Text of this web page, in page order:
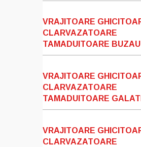
VRAJITOARE
CLARVAZATOARE
TAMADUITOARE BUZAU
VRAJITOARE
CLARVAZATOARE
TAMADUITOARE GALATI
VRAJITOARE
CLARVAZATOARE